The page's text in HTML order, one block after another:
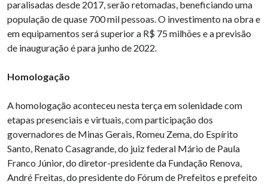
paralisadas desde 2017, serão retomadas, beneficiando uma
população de quase 700 mil pessoas. O investimento na obra e
em equipamentos será superior a R$ 75 milhões e a previsão
de inauguração é para junho de 2022.
Homologação
A homologação aconteceu nesta terça em solenidade com
etapas presenciais e virtuais, com participação dos
governadores de Minas Gerais, Romeu Zema, do Espírito
Santo, Renato Casagrande, do juiz federal Mário de Paula
Franco Júnior, do diretor-presidente da Fundação Renova,
André Freitas, do presidente do Fórum de Prefeitos e prefeito